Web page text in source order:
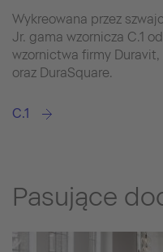
Wykreowana przez
Jr. gama wzornicza C.1
wzornictwa firmy
oraz DuraSquare.
C.1
Pasujące